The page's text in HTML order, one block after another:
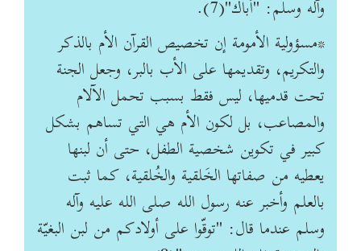
وآله وسلم: "أباك"(7).
*مسؤولية الأمومة إن تخصيص القرآن الأم بالذكر
والتكريم، وتقديمها على الأب بالبر، وجعل الجنة
تحت قدميها، ليس فقط بسبب تحمل الآلام
والمصاعب، بل لكون الأم هي التي تساهم بشكل
كبير في تكوين شخصية الطفل، حتى أن لبنها
يعطيه من صفاتها الخَلقية والخُلقية، كما ثبت
بالعلم وأخبر عنه رسول الله صلى الله عليه وآله
وسلم عندما قال: "توقّوا على أولادكم من لبن البغيّة